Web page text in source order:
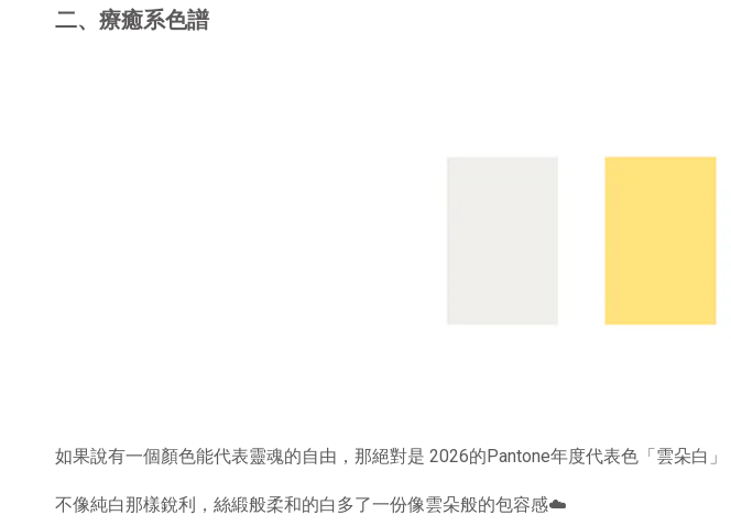
二、療癒系色譜
如果說有一個顏色能代表靈魂的自由，那絕對是 2026的 Pantone年度代表色「雲朵白」
不像純白那樣銳利，絲緞般柔和的白多了一份像雲朵般的包容感☁️